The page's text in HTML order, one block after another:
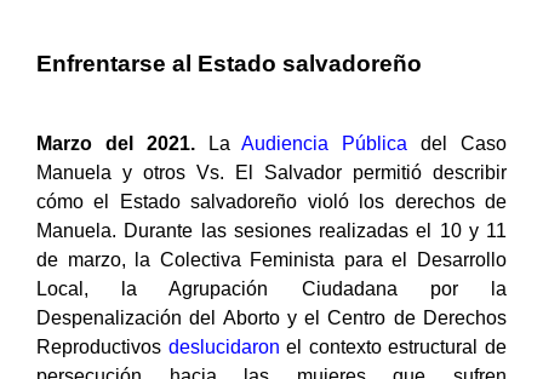
Enfrentarse al Estado salvadoreño
del Caso
Manuela y otros Vs. El Salvador permitió describir
Manuela. Durante las sesiones realizadas el 10 y 11
de marzo, la Colectiva Feminista para el Desarrollo
Local, la Agrupación Ciudadana por la
Despenalización del Aborto y el Centro de Derechos
Reproductivos